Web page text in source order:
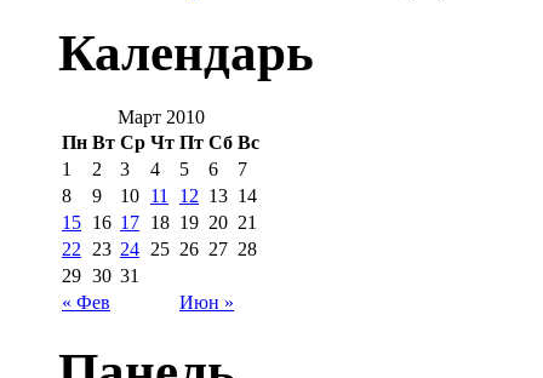
Календарь
Март 2010
Пн Вт Ср Чт Пт Сб Вс
« Фев Июн »
1 2 3 4 5 6
7
8
9 10 11 12 13 14
15 16 17 18 19 20 21
22
23 24 25 26 27 28
29 30 31